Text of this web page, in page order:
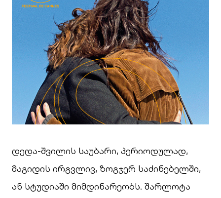
დედა-შვილის საუბარი, პერიოდულად,
მაგიდის ირგვლივ, ზოგჯერ საძინებელში,
ან სტუდიაში მიმდინარეობს. შარლოტა